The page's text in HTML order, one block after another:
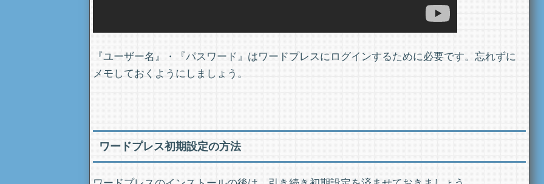
『ユーザー名』・『パスワード』はワードプレスにログインするために必要です。忘れずに
メモしておくようにしましょう。
ワードプレス初期設定の方法